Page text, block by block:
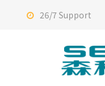
26/7 Support